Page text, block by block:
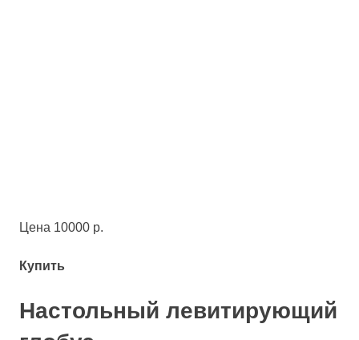
Цена 10000 р.
Купить
Настольный левитирующий